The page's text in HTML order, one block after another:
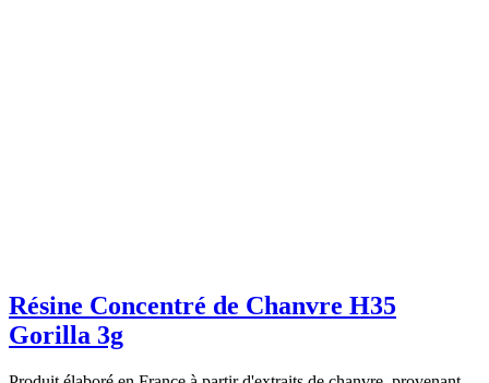
Résine Concentré de Chanvre H35
Gorilla 3g